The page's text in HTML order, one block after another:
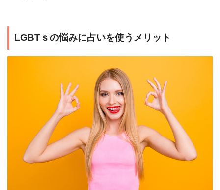
LGBTｓの悩みに占いを使うメリット